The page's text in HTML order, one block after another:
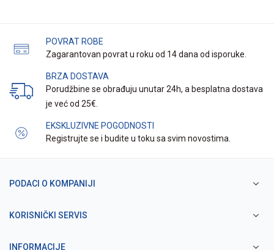
POVRAT ROBE
Zagarantovan povrat u roku od 14 dana od isporuke.
BRZA DOSTAVA
Porudžbine se obrađuju unutar 24h, a besplatna dostava
je već od 25€.
EKSKLUZIVNE POGODNOSTI
Registrujte se i budite u toku sa svim novostima.
PODACI O KOMPANIJI
KORISNIČKI SERVIS
INFORMACIJE